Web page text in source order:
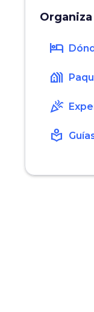
Organiza
hotel
holiday_village
celebration
local_library